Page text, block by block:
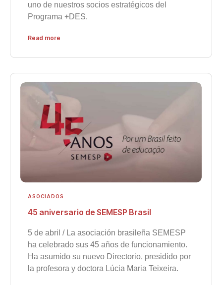
uno de nuestros socios estratégicos del
Programa +DES.
Read more
ASOCIADOS
45 aniversario de SEMESP Brasil
5 de abril / La asociación brasileña SEMESP
ha celebrado sus 45 años de funcionamiento.
Ha asumido su nuevo Directorio, presidido por
la profesora y doctora Lúcia Maria Teixeira.